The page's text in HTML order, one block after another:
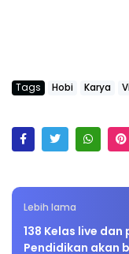
Tags Hobi Karya
Lebih lama
138 Kelas live
Pendidikan akan